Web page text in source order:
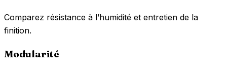
Comparez résistance à l’humidité et entretien de la
finition.
Modularité